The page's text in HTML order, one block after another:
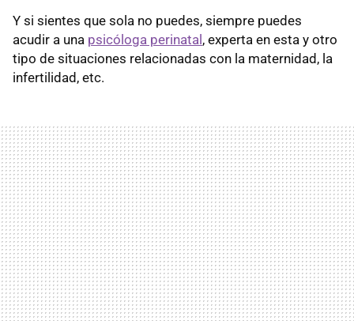
Y si sientes que sola no puedes, siempre puedes
acudir a una psicóloga perinatal , experta en esta y otro
tipo de situaciones relacionadas con la maternidad, la
infertilidad, etc.